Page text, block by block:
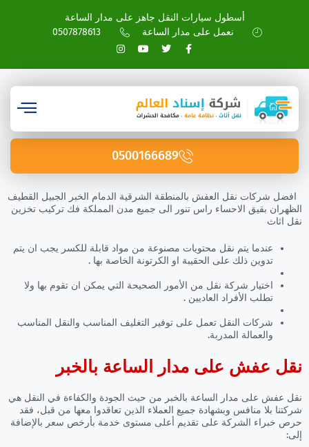
أسطول سيارات النقل جاهز على مدار الساعة
نعمل على مدار الساعة
0507878613
0500166689
افضل شركات نقل العفش بالمنطقة الشرقية الدمام الخبر الجبيل القطيف
الظهران بقيق الاحساء راس تنور الى جميع مدن المملكة فك تركيب تخزين
نقل اثاث
عندما يتم نقل محتويات مصنوعة من مواد قابلة للكسر يجب ان يتم
تدوين ذلك على الحقيبة او الكرتونة الخاصة بها .
اختيار شركة نقل من الأمور الصحيحة التي يمكن ان تقوم بها ولا
تطلب الأفراد العاديين .
شركات النقل تعمل على توفير التغليف المناسب والنقل المناسب
والعمالة المدربة.
نقل عفش على مدار الساعة بالخبر
نقل عفش على مدار الساعة بالخبر من حيث الجودة والكفاءة في النقل هي
شركتنا بلا منافس وبشهادة جميع العملاء الذين تعاقدوا معها من قبل، فقد
حرص خبراء الشركة على تقديم أعلى مستوى خدمة بأرخص سعر بالإضافة
إلى: